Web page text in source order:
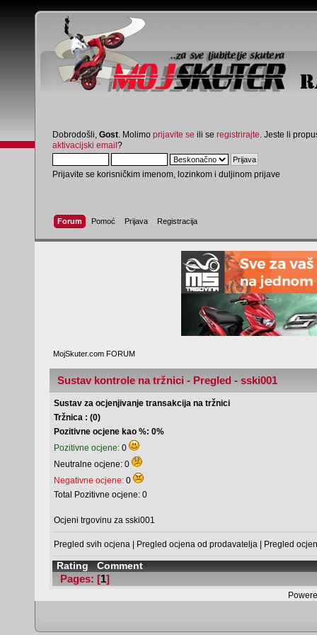
Dobrodošli, Gost . Molimo prijavite se ili se registrirajte . Jeste li
aktivacijski email?
Prijavite se korisničkim imenom, lozinkom i duljinom prijave
Forum Pomoć Prijava Registracija
MojSkuter.com FORUM
Sustav kontrole na tržnici - Pregled - sski001
Sustav za ocjenjivanje transakcija na tržnici
Tržnica : (0)
Pozitivne ocjene kao %: 0%
Pozitivne ocjene: 0
Neutralne ocjene: 0
Negativne ocjene: 0
Total Pozitivne ocjene: 0
Ocjeni trgovinu za sski001
Pregled svih ocjena | Pregled ocjena od prodavatelja | Pregled
Rating Comment
Pages: [1]